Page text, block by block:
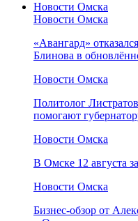
Новости Омска
Новости Омска
«Авангард»
Блинова в
Новости Омска
Политолог
помогают
Новости Омска
В Омске 12 августа
Новости Омска
Бизнес-обзор от